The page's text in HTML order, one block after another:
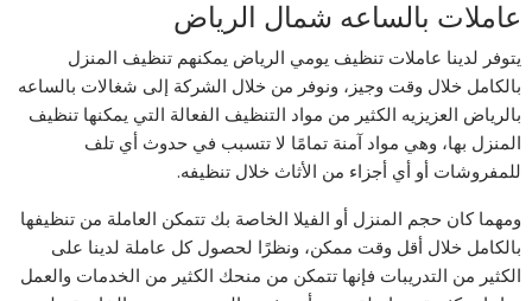
عاملات بالساعه شمال الرياض
يتوفر لدينا عاملات تنظيف يومي الرياض يمكنهم تنظيف المنزل
بالكامل خلال وقت وجيز، ونوفر من خلال الشركة إلى شغالات بالساعه
بالرياض العزيزيه الكثير من مواد التنظيف الفعالة التي يمكنها تنظيف
المنزل بها، وهي مواد آمنة تمامًا لا تتسبب في حدوث أي تلف
للمفروشات أو أي أجزاء من الأثاث خلال تنظيفه.
ومهما كان حجم المنزل أو الفيلا الخاصة بك تتمكن العاملة من تنظيفها
بالكامل خلال أقل وقت ممكن، ونظرًا لحصول كل عاملة لدينا على
الكثير من التدريبات فإنها تتمكن من منحك الكثير من الخدمات والعمل